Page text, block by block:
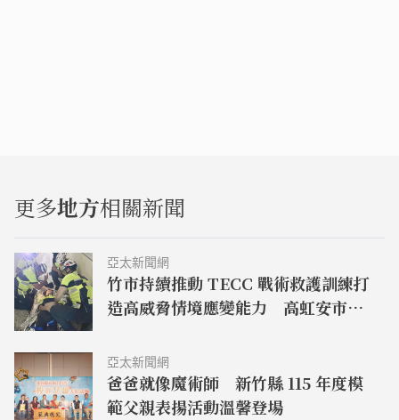
更多地方相關新聞
亞太新聞網
竹市持續推動 TECC 戰術救護訓練打
造高威脅情境應變能力 高虹安市
亞太新聞網
爸爸就像魔術師 新竹縣 115 年度模
範父親表揚活動溫馨登場